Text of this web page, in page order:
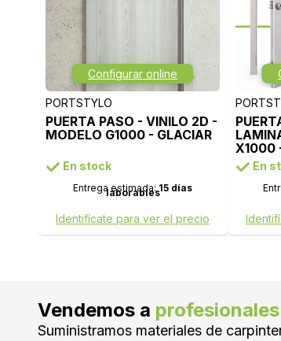
Configurar online
PORTSTYLO
PUERTA PASO - VINILO 2D -
MODELO G1000 - GLACIAR
En stock
Entrega estimada:15 días
laborables
Identifícate para ver el precio
X1000
En
Vendemos a profesionales
Suministramos materiales de